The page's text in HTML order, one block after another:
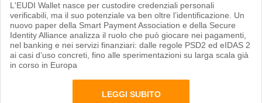
L'EUDI Wallet nasce per custodire credenziali personali
verificabili, ma il suo potenziale va ben oltre l’identificazione. Un
nuovo paper della Smart Payment Association e della Secure
Identity Alliance analizza il ruolo che può giocare nei pagamenti,
nel banking e nei servizi finanziari: dalle regole PSD2 ed eIDAS 2
ai casi d’uso concreti, fino alle sperimentazioni su larga scala già
in corso in Europa
LEGGI SUBITO